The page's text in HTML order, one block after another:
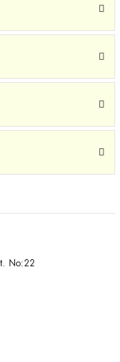
No:22